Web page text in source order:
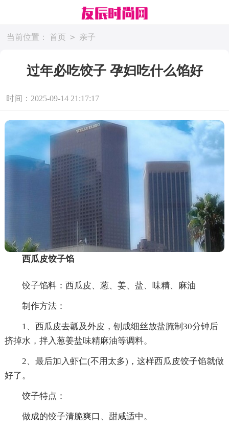
当前位置： 首页 > 亲子
过年必吃饺子 孕妇吃什么馅好
时间：2025-09-14 21:17:17
西瓜皮饺子馅
饺子馅料：西瓜皮、葱、姜、盐、味精、麻油
制作方法：
1、西瓜皮去瓤及外皮，刨成细丝放盐腌制30分钟后
挤掉水，拌入葱姜盐味精麻油等调料。
2、最后加入虾仁(不用太多)，这样西瓜皮饺子馅就做
好了。
饺子特点：
做成的饺子清脆爽口、甜咸适中。